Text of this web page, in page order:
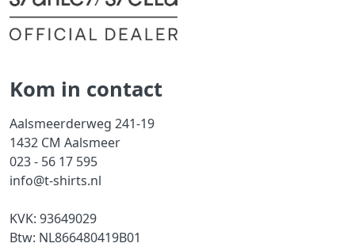
Kom in contact
Aalsmeerderweg 241-19
1432 CM Aalsmeer
023 - 56 17 595
info@t-shirts.nl
KVK: 93649029
Btw: NL866480419B01